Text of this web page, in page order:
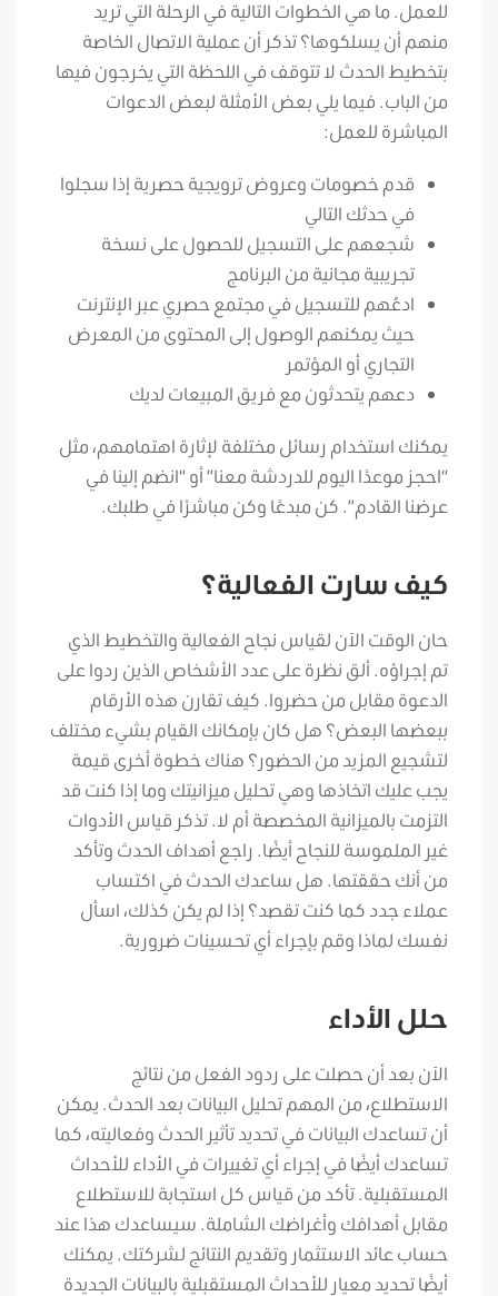
للعمل. ما هي الخطوات التالية في الرحلة التي تريد
منهم أن يسلكوها؟ تذكر أن عملية الاتصال الخاصة
بتخطيط الحدث لا تتوقف في اللحظة التي يخرجون فيها
من الباب. فيما يلي بعض الأمثلة لبعض الدعوات
المباشرة للعمل:
قدم خصومات وعروض ترويجية حصرية إذا سجلوا
في حدثك التالي
شجعهم على التسجيل للحصول على نسخة
تجريبية مجانية من البرنامج
ادعُهم للتسجيل في مجتمع حصري عبر الإنترنت
حيث يمكنهم الوصول إلى المحتوى من المعرض
التجاري أو المؤتمر
دعهم يتحدثون مع فريق المبيعات لديك
يمكنك استخدام رسائل مختلفة لإثارة اهتمامهم، مثل
“احجز موعدًا اليوم للدردشة معنا” أو “انضم إلينا في
عرضنا القادم”. كن مبدعًا وكن مباشرًا في طلبك.
كيف سارت الفعالية؟
حان الوقت الآن لقياس نجاح الفعالية والتخطيط الذي
تم إجراؤه. ألق نظرة على عدد الأشخاص الذين ردوا على
الدعوة مقابل من حضروا. كيف تقارن هذه الأرقام
ببعضها البعض؟ هل كان بإمكانك القيام بشيء مختلف
لتشجيع المزيد من الحضور؟ هناك خطوة أخرى قيمة
يجب عليك اتخاذها وهي تحليل ميزانيتك وما إذا كنت قد
التزمت بالميزانية المخصصة أم لا. تذكر قياس الأدوات
غير الملموسة للنجاح أيضًا. راجع أهداف الحدث وتأكد
من أنك حققتها. هل ساعدك الحدث في اكتساب
عملاء جدد كما كنت تقصد؟ إذا لم يكن كذلك، اسأل
نفسك لماذا وقم بإجراء أي تحسينات ضرورية.
حلل الأداء
الآن بعد أن حصلت على ردود الفعل من نتائج
الاستطلاع، من المهم تحليل البيانات بعد الحدث. يمكن
أن تساعدك البيانات في تحديد تأثير الحدث وفعاليته، كما
تساعدك أيضًا في إجراء أي تغييرات في الأداء للأحداث
المستقبلية. تأكد من قياس كل استجابة للاستطلاع
مقابل أهدافك وأغراضك الشاملة. سيساعدك هذا عند
حساب عائد الاستثمار وتقديم النتائج لشركتك. يمكنك
أيضًا تحديد معيار للأحداث المستقبلية بالبيانات الجديدة